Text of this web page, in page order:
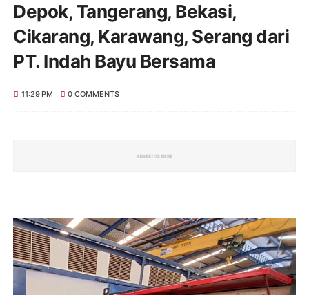
Depok, Tangerang, Bekasi,
Cikarang, Karawang, Serang dari
PT. Indah Bayu Bersama
11:29 PM 0 COMMENTS